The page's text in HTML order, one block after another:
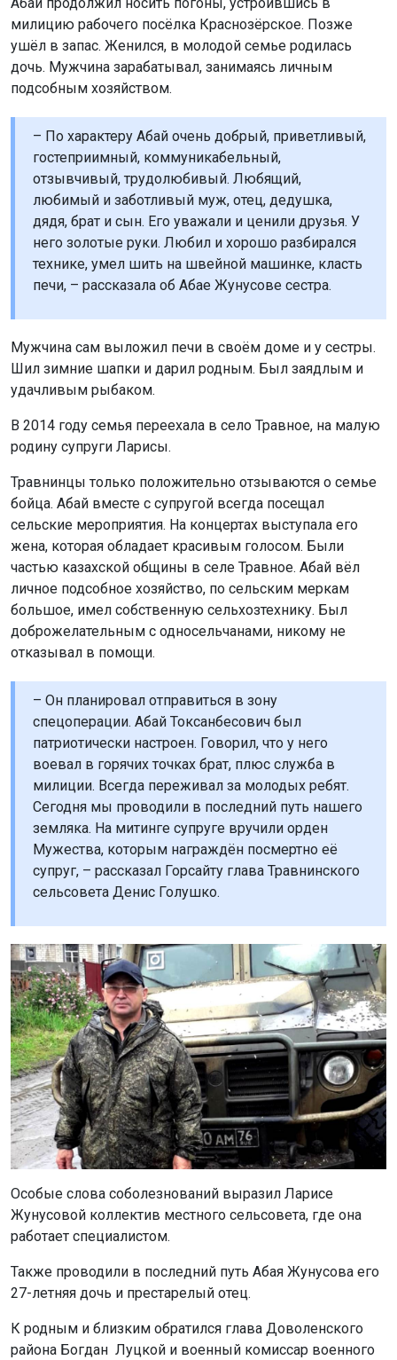
милицию рабочего посёлка Краснозёрское. Позже
ушёл в запас. Женился, в молодой семье родилась
дочь. Мужчина зарабатывал, занимаясь личным
подсобным хозяйством.
– По характеру Абай очень добрый, приветливый,
гостеприимный, коммуникабельный,
отзывчивый, трудолюбивый. Любящий,
любимый и заботливый муж, отец, дедушка,
дядя, брат и сын. Его уважали и ценили друзья. У
него золотые руки. Любил и хорошо разбирался
технике, умел шить на швейной машинке, класть
печи, – рассказала об Абае Жунусове сестра.
Мужчина сам выложил печи в своём доме и у сестры.
Шил зимние шапки и дарил родным. Был заядлым и
удачливым рыбаком.
В 2014 году семья переехала в село Травное, на малую
родину супруги Ларисы.
Травнинцы только положительно отзываются о семье
бойца. Абай вместе с супругой всегда посещал
сельские мероприятия. На концертах выступала его
жена, которая обладает красивым голосом. Были
частью казахской общины в селе Травное. Абай вёл
личное подсобное хозяйство, по сельским меркам
большое, имел собственную сельхозтехнику. Был
доброжелательным с односельчанами, никому не
отказывал в помощи.
– Он планировал отправиться в зону
спецоперации. Абай Токсанбесович был
патриотически настроен. Говорил, что у него
воевал в горячих точках брат, плюс служба в
милиции. Всегда переживал за молодых ребят.
Сегодня мы проводили в последний путь нашего
земляка. На митинге супруге вручили орден
Мужества, которым награждён посмертно её
супруг, – рассказал Горсайту глава Травнинского
сельсовета Денис Голушко.
Особые слова соболезнований выразил Ларисе
Жунусовой коллектив местного сельсовета, где она
работает специалистом.
Также проводили в последний путь Абая Жунусова его
27-летняя дочь и престарелый отец.
К родным и близким обратился глава Доволенского
района Богдан Луцкой и военный комиссар военного